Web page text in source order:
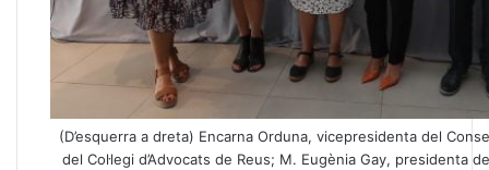
(D’esquerra a dreta) Encarna Orduna, vicepresidenta del
del Col·legi d’Advocats de Reus; M. Eugènia Gay, presidenta